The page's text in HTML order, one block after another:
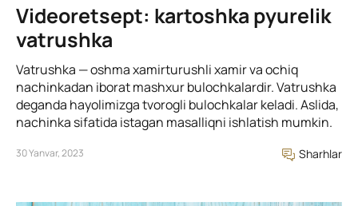
Videoretsept: kartoshka pyurelik
vatrushka
Vatrushka — oshma xamirturushli xamir va ochiq
nachinkadan iborat mashxur bulochkalardir. Vatrushka
deganda hayolimizga tvorogli bulochkalar keladi. Aslida,
nachinka sifatida istagan masalliqni ishlatish mumkin.
30 Yanvar, 2023 Sharhlar